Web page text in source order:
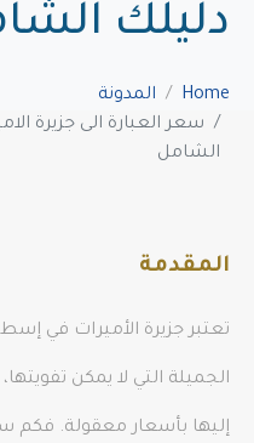
دليلك
Home
المدونة
سعر العبارة الى جزيرة
الشامل
المقدمة
تعتبر جزيرة الأميرات في
الجميلة التي لا يمكن
إليها بأسعار معقولة. فكم